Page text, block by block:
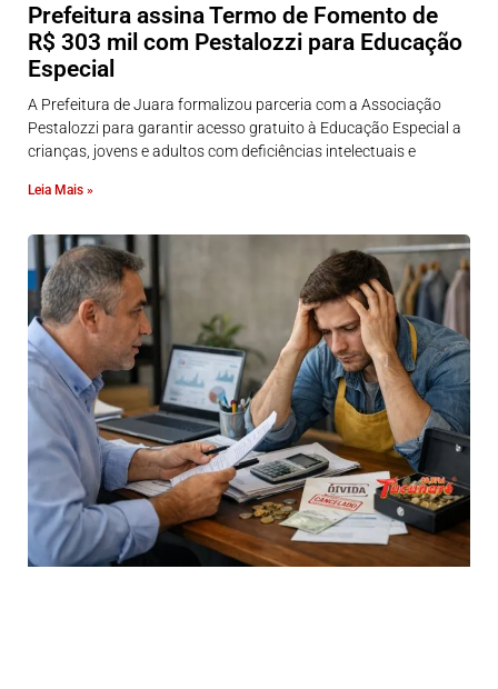
Prefeitura assina Termo de Fomento de
R$ 303 mil com Pestalozzi para Educação
Especial
A Prefeitura de Juara formalizou parceria com a Associação
Pestalozzi para garantir acesso gratuito à Educação Especial a
crianças, jovens e adultos com deficiências intelectuais e
Leia Mais »